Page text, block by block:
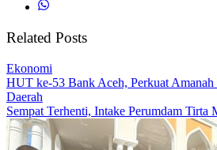
Related Posts
Ekonomi
HUT ke-53 Bank Aceh, Perkuat
Daerah
Sempat Terhenti, Intake Perumdam